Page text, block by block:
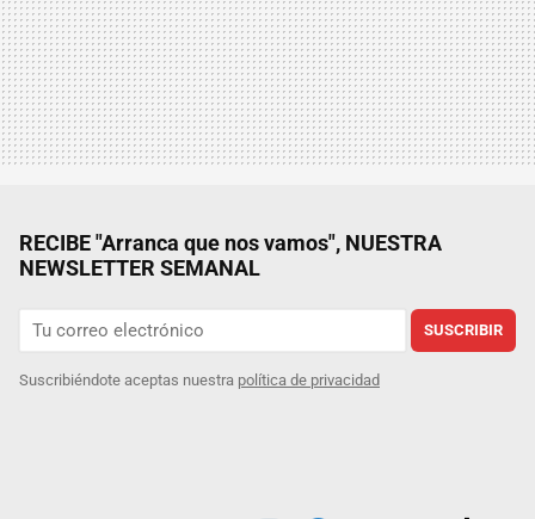
RECIBE "Arranca que nos vamos", NUESTRA
NEWSLETTER SEMANAL
SUSCRIBIR
Suscribiéndote aceptas nuestra política de privacidad